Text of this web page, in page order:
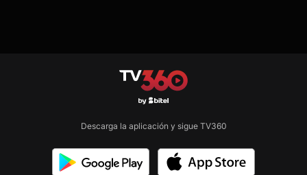
Descarga la aplicación y sigue TV360